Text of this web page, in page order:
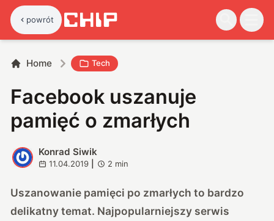
powrót
Home Tech
Facebook uszanuje
pamięć o zmarłych
K
Konrad Siwik
11.04.2019 2 min
Uszanowanie pamięci po zmarłych to bardzo
delikatny temat. Najpopularniejszy serwis